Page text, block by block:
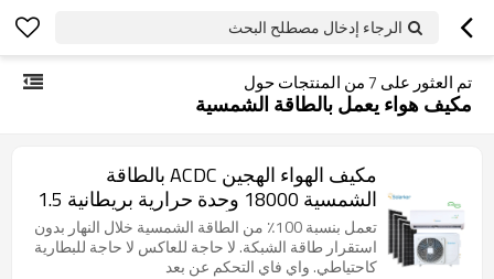
الرجاء إدخال مصطلح البحث
تم العثور على 7من المنتجات حول
مكيف هواء يعمل بالطاقة الشمسية
مكيف الهواء الهجين ACDC بالطاقة
الشمسية 18000 وحدة حرارية بريطانية 1.5
طن R32 / R410A أوروبا
تعمل بنسبة 100٪ من الطاقة الشمسية خلال النهار بدون
استقرار طاقة الشبكة. لا حاجة للعاكس لا حاجة للبطارية
كاحتياطي. واي فاي التحكم عن بعد